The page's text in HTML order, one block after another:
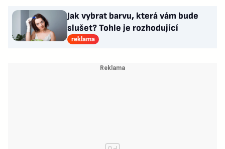
Jak vybrat barvu, která vám bude
slušet? Tohle je rozhodující
reklama